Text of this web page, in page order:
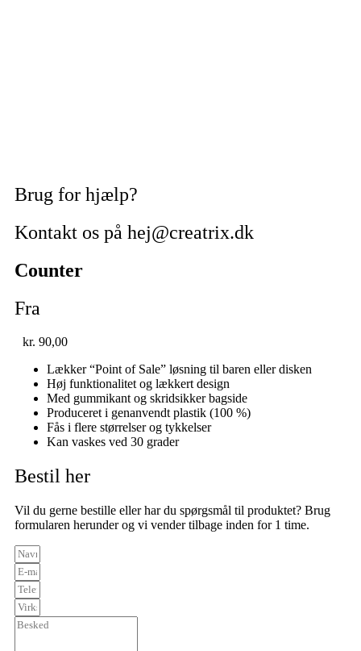
Brug for hjælp?
Kontakt os på hej@creatrix.dk
Counter
Fra
kr. 90,00
Lækker “Point of Sale” løsning til baren eller disken
Høj funktionalitet og lækkert design
Med gummikant og skridsikker bagside
Produceret i genanvendt plastik (100 %)
Fås i flere størrelser og tykkelser
Kan vaskes ved 30 grader
Bestil her
Vil du gerne bestille eller har du spørgsmål til produktet? Brug
formularen herunder og vi vender tilbage inden for 1 time.